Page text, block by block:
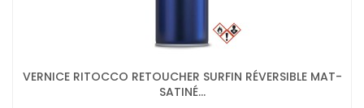
VERNICE RITOCCO RETOUCHER SURFIN RÉVERSIBLE MAT-
SATINÉ...